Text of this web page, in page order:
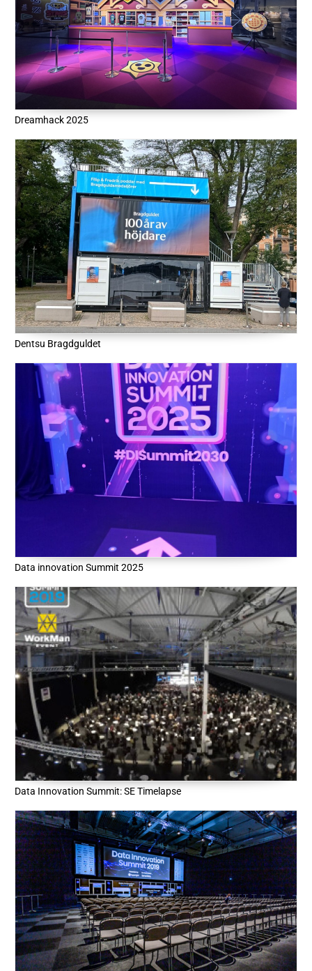
Dreamhack 2025
Dentsu Bragdguldet
Data innovation Summit 2025
Data Innovation Summit: SE Timelapse